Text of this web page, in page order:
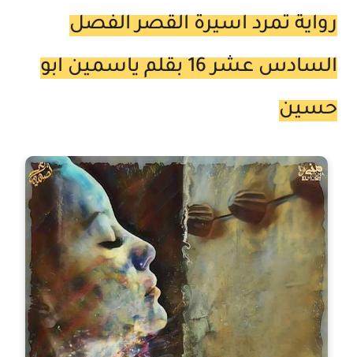
رواية تمرد اسيرة القصر الفصل
السادس عشر 16 بقلم ياسمين ابو
حسين